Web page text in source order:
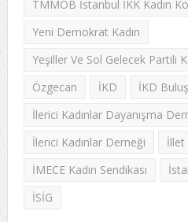
TMMOB İstanbul İKK Kadın
Yeni Demokrat Kadın
Yeşiller Ve Sol Gelecek Partili
Özgecan
İKD
İKD
İlerici Kadınlar Dayanışma
İlerici Kadınlar Derneği
İllet
İMECE Kadın Sendikası
İSİG